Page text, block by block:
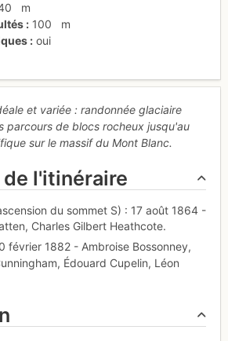
m
100
m
oui
et variée : randonnée glaciaire
parcours de blocs rocheux jusqu'au
sur le massif du Mont Blanc.
l'itinéraire
du sommet S) : 17 août 1864 -
Charles Gilbert Heathcote.
février 1882 - Ambroise Bossonney,
Édouard Cupelin, Léon